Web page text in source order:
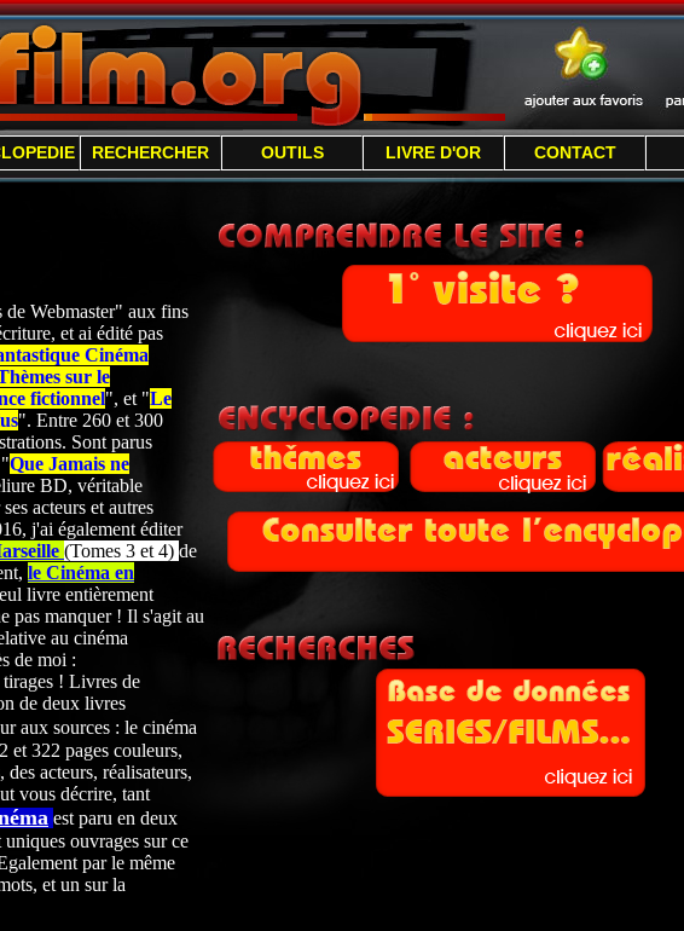
RECHERCHER OUTILS LIVRE D'OR CONTACT
Webmaster" aux fins
et ai édité pas
Cinéma
sur le
fictionnel", et "Le
". Entre 260 et 300
Sont parus
Que Jamais ne
BD, véritable
ses acteurs et autres
j'ai également éditer
(Tomes 3 et 4) de
le Cinéma en
livre entièrement
pas manquer ! Il s'agit au
au cinéma
de moi :
! Livres de
de deux livres
aux sources : le cinéma
et 322 pages couleurs,
acteurs, réalisateurs,
vous décrire, tant
est paru en deux
ouvrages sur ce
par le même
et un sur la